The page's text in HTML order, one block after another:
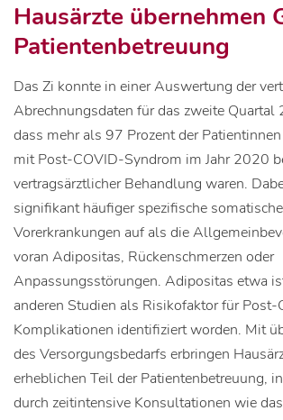
Hausärzte übernehmen
Patientenbetreuung
Das Zi konnte in einer Auswertung der
Abrechnungsdaten für das zweite Quartal
dass mehr als 97 Prozent der
mit Post-COVID-Syndrom im Jahr 2020
vertragsärztlicher Behandlung waren.
signifikant häufiger spezifische
Vorerkrankungen auf als die
voran Adipositas, Rückenschmerzen oder
Anpassungsstörungen. Adipositas etwa
anderen Studien als Risikofaktor für Post-
Komplikationen identifiziert worden. Mit
des Versorgungsbedarfs erbringen
erheblichen Teil der Patientenbetreuung,
durch zeitintensive Konsultationen wie das